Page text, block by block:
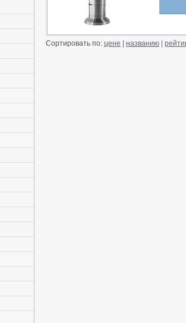
Сортировать по: цене названию